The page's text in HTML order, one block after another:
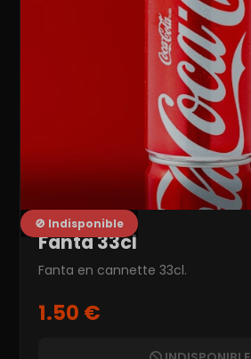
🚫 Indisponible
Fanta 33cl
Fanta en cannette 33cl.
1.50 €